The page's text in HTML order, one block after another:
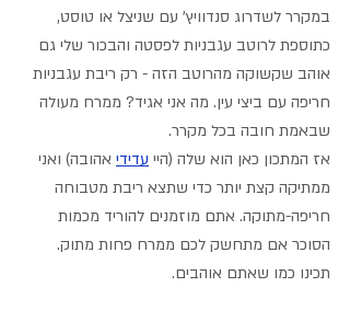
במקרר לשדרוג סנדוויץ' עם שניצל או טוסט,
כתוספת לרוטב עגבניות לפסטה והבכור שלי גם
אוהב שקשוקה מהרוטב הזה - רק ריבת עגבניות
חריפה עם ביצי עין. מה אני אגיד? ממרח מעולה
שבאמת חובה בכל מקרר.
אז המתכון כאן הוא שלה (היי עדידי אהובה) ואני
ממתיקה קצת יותר כדי שתצא ריבת מטבוחה
חריפה-מתוקה. אתם מוזמנים להוריד מכמות
הסוכר אם מתחשק לכם ממרח פחות מתוק.
תכינו כמו שאתם אוהבים.